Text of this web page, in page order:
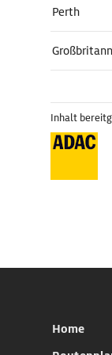
Perth
Inhalt
Home